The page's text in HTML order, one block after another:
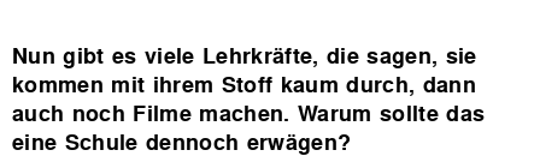
Nun gibt es viele Lehrkräfte, die sagen, sie
kommen mit ihrem Stoff kaum durch, dann
auch noch Filme machen. Warum sollte das
eine Schule dennoch erwägen?